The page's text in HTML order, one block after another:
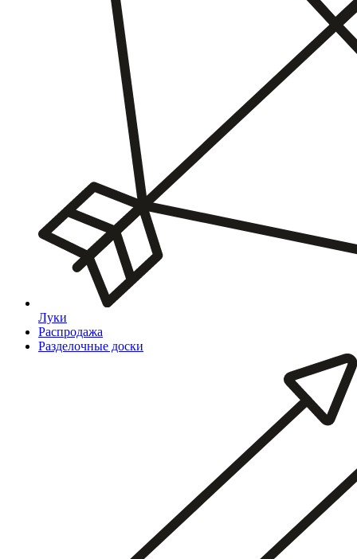
Луки
Распродажа
Разделочные доски